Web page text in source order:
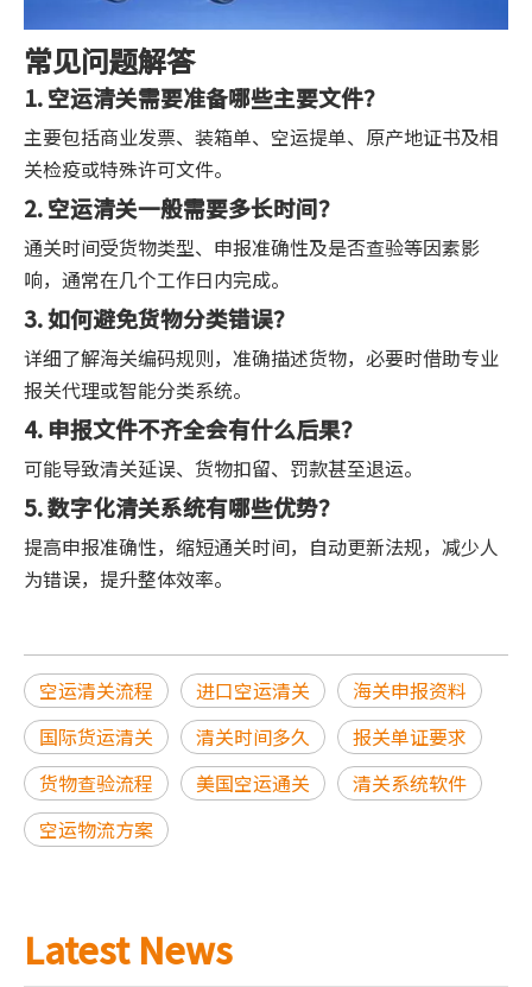
常见问题解答
1. 空运清关需要准备哪些主要文件？
主要包括商业发票、装箱单、空运提单、原产地证书及相
关检疫或特殊许可文件。
2. 空运清关一般需要多长时间？
通关时间受货物类型、申报准确性及是否查验等因素影
响，通常在几个工作日内完成。
3. 如何避免货物分类错误？
详细了解海关编码规则，准确描述货物，必要时借助专业
报关代理或智能分类系统。
4. 申报文件不齐全会有什么后果？
可能导致清关延误、货物扣留、罚款甚至退运。
5. 数字化清关系统有哪些优势？
提高申报准确性，缩短通关时间，自动更新法规，减少人
为错误，提升整体效率。
空运清关流程 进口空运清关
海关申报资料
国际货运清关
清关时间多久
报关单证要求
货物查验流程
美国空运通关
清关系统软件
空运物流方案
Latest News